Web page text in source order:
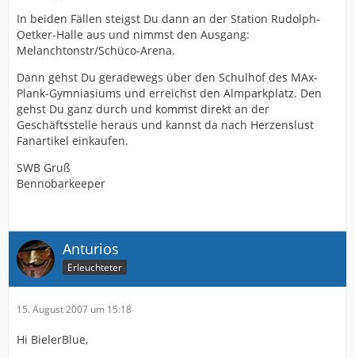
In beiden Fällen steigst Du dann an der Station Rudolph-
Oetker-Halle aus und nimmst den Ausgang:
Melanchtonstr/Schüco-Arena.
Dann gehst Du geradewegs über den Schulhof des MAx-
Plank-Gymniasiums und erreichst den Almparkplatz. Den
gehst Du ganz durch und kommst direkt an der
Geschäftsstelle heraus und kannst da nach Herzenslust
Fanartikel einkaufen.
SWB Gruß
Bennobarkeeper
Anturios
Erleuchteter
15. August 2007 um 15:18
Hi BielerBlue,